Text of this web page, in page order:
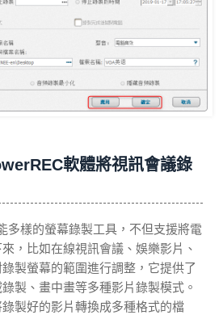
軟體將視訊會議錄
多樣的螢幕錄製工具，不但支援將電
，比如在線視訊會議、娛樂影片、
製螢幕的範圍進行調整，它提供了
製、畫中畫等多種影片錄製模式。
製好的影片轉換成多種格式的檔